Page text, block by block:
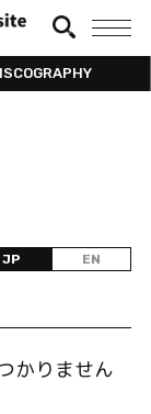
JP EN
かりません